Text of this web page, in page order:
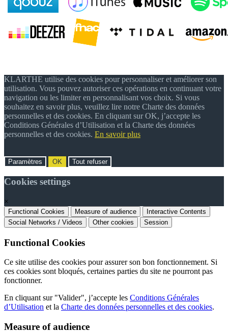
KLARTHE utilise des cookies pour personnaliser et améliorer son
utilisation. Vous pouvez autoriser ces opérations en continuant votre
navigation ou les limiter en personnalisant vos choix. Si vous
souhaitez en savoir plus, veuillez lire notre Charte des données
personnelles et des cookies. En cliquant sur OK, j’accepte les
Conditions Générales d’Utilisation et la Charte des données
personnelles et des cookies. En savoir plus
Paramètres OK Tout refuser
Cookies settings
×
Functional Cookies Measure of audience
Interactive Contents
Social Networks / Videos
Other cookies Session
Functional Cookies
Ce site utilise des cookies pour assurer son bon fonctionnement. Si
ces cookies sont bloqués, certaines parties du site ne pourront pas
fonctionner.
En cliquant sur "Valider", j’accepte les Conditions Générales
d’Utilisation et la Charte des données personnelles et des cookies.
Measure of audience